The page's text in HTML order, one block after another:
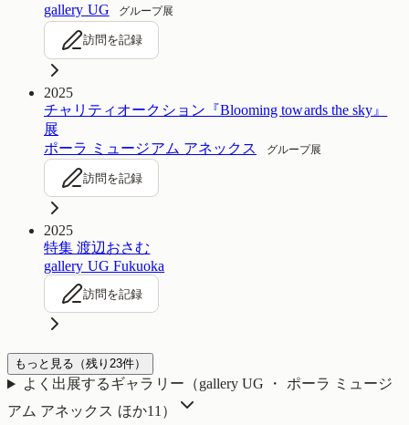
gallery UG
グループ展
訪問を記録
2025
チャリティオークション『Blooming towards the sky』
展
ポーラ ミュージアム アネックス
グループ展
訪問を記録
2025
特集 渡辺おさむ
gallery UG Fukuoka
訪問を記録
もっと見る （残り 23件）
よく出展するギャラリー（gallery UG ・ ポーラ ミュージ
アム アネックス ほか11 ）